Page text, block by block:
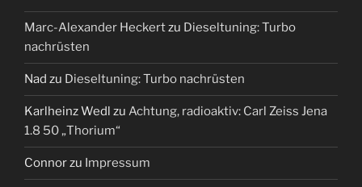
Marc-Alexander Heckertzu Dieseltuning: Turbo
nachrüsten
Nad zu Dieseltuning: Turbo nachrüsten
Karlheinz Wedl zu Achtung, radioaktiv: Carl Zeiss Jena
1.8 50 „Thorium“
Connorzu Impressum